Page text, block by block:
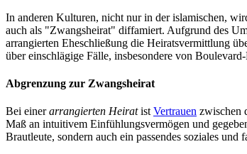
In anderen Kulturen, nicht nur in der islamischen,
auch als "Zwangsheirat" diffamiert. Aufgrund des
arrangierten Eheschließung die Heirats­vermittlung
über einschlägige Fälle, insbesondere von
Abgrenzung zur Zwangsheirat
Bei einerarrangierten Heiratist Vertrauen zwischen
Maß an intuitivem Einfühlungs­vermögen und
Brautleute, sondern auch ein passendes soziales und